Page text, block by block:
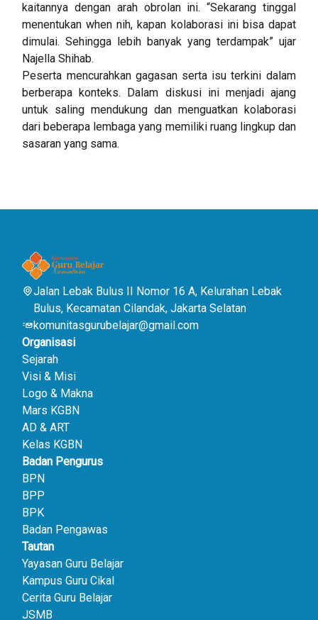
kaitannya dengan arah obrolan ini. “Sekarang tinggal
menentukan when nih, kapan kolaborasi ini bisa dapat
dimulai. Sehingga lebih banyak yang terdampak” ujar
Najella Shihab.
Peserta mencurahkan gagasan serta isu terkini dalam
berberapa konteks. Dalam diskusi ini menjadi ajang
untuk saling mendukung dan menguatkan kolaborasi
dari beberapa lembaga yang memiliki ruang lingkup dan
sasaran yang sama.
Jalan Lebak Bulus II Nomor 16 A, Kelurahan Lebak
Bulus, Kecamatan Cilandak, Jakarta Selatan
komunitasgurubelajar@gmail.com
Organisasi
Sejarah
Visi & Misi
Logo & Makna
Mars KGBN
AD & ART
Kelas KGBN
Badan Pengurus
BPN
BPP
BPK
Badan Pengawas
Tautan
Yayasan Guru Belajar
Kampus Guru Cikal
Cerita Guru Belajar
JSMB